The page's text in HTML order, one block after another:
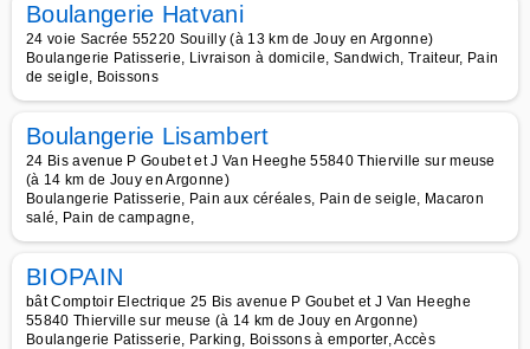
Boulangerie Hatvani
24 voie Sacrée 55220 Souilly (à 13 km de Jouy en Argonne)
Boulangerie Patisserie, Livraison à domicile, Sandwich, Traiteur, Pain
de seigle, Boissons
Boulangerie Lisambert
24 Bis avenue P Goubet et J Van Heeghe 55840 Thierville sur meuse
(à 14 km de Jouy en Argonne)
Boulangerie Patisserie, Pain aux céréales, Pain de seigle, Macaron
salé, Pain de campagne,
BIOPAIN
bât Comptoir Electrique 25 Bis avenue P Goubet et J Van Heeghe
55840 Thierville sur meuse (à 14 km de Jouy en Argonne)
Boulangerie Patisserie, Parking, Boissons à emporter, Accès